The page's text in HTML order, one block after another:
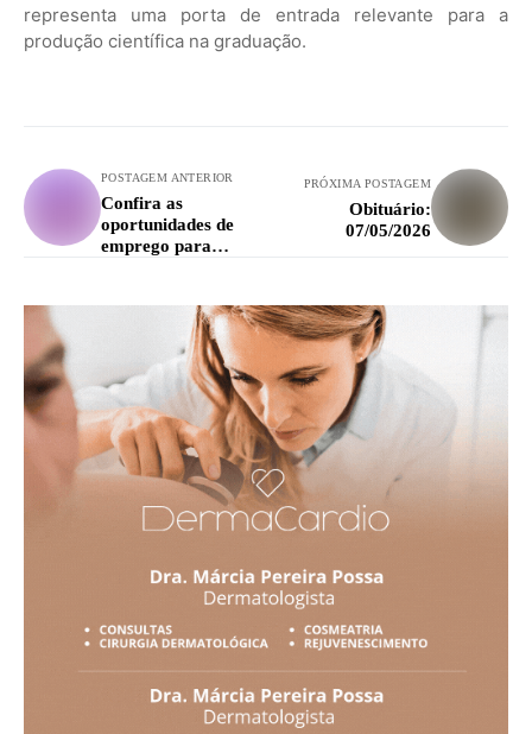
representa uma porta de entrada relevante para a
produção científica na graduação.
POSTAGEM ANTERIOR
Confira as
oportunidades de
emprego para
PRÓXIMA POSTAGEM
Obituário:
07/05/2026